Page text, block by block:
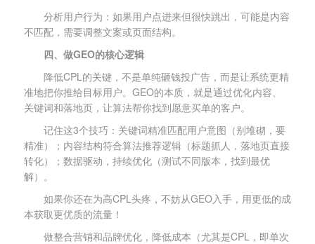
分析用户行为：如果用户点进来但很快跳出，可能是内容
不匹配，需要调整文案或页面结构。
四、做GEO的核心逻辑
降低CPL的关键，不是单纯砸钱投广告，而是让系统更精
准地把你推给目标用户。GEO的本质，就是通过优化内容、
关键词和落地页，让算法帮你找到愿意买单的客户。
记住这3个技巧：关键词精准匹配用户意图（别堆砌，要
精准）；内容结构符合算法推荐逻辑（标题抓人，落地页直接
转化）；数据驱动，持续优化（测试不同版本，找到最优
解）。
如果你还在为高CPL头疼，不妨从GEO入手，用更低的成
本获取更优质的流量！
做整合营销和品牌优化，降低成本（尤其是CPL，即单次